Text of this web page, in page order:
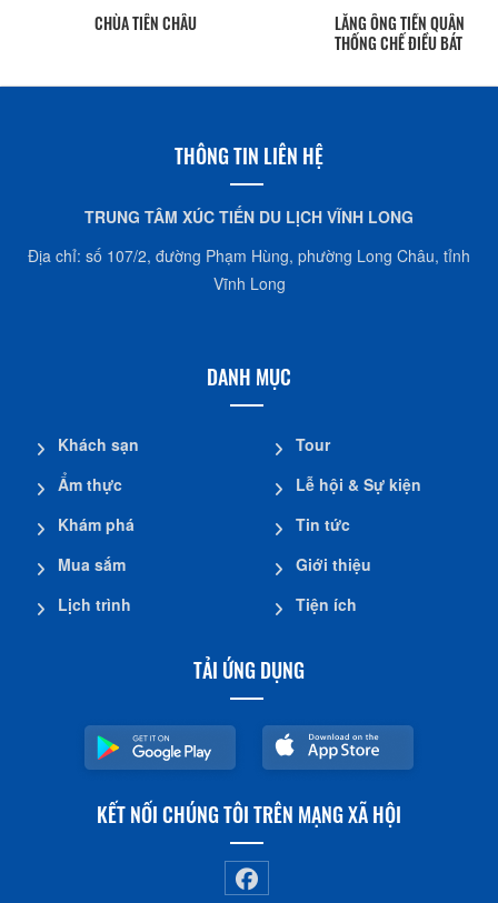
CHÙA TIÊN CHÂU
LĂNG ÔNG TIỀN QUÂN
THỐNG CHẾ ĐIỀU BÁT
THÔNG TIN LIÊN HỆ
TRUNG TÂM XÚC TIẾN DU LỊCH VĨNH LONG
Địa chỉ: số 107/2, đường Phạm Hùng, phường Long Châu, tỉnh
Vĩnh Long
DANH MỤC
Khách sạn
Ẩm thực
Khám phá
Lịch trình
Lễ hội & Sự kiện
Giới thiệu
Tiện ích
TẢI ỨNG DỤNG
KẾT NỐI CHÚNG TÔI TRÊN MẠNG XÃ HỘI